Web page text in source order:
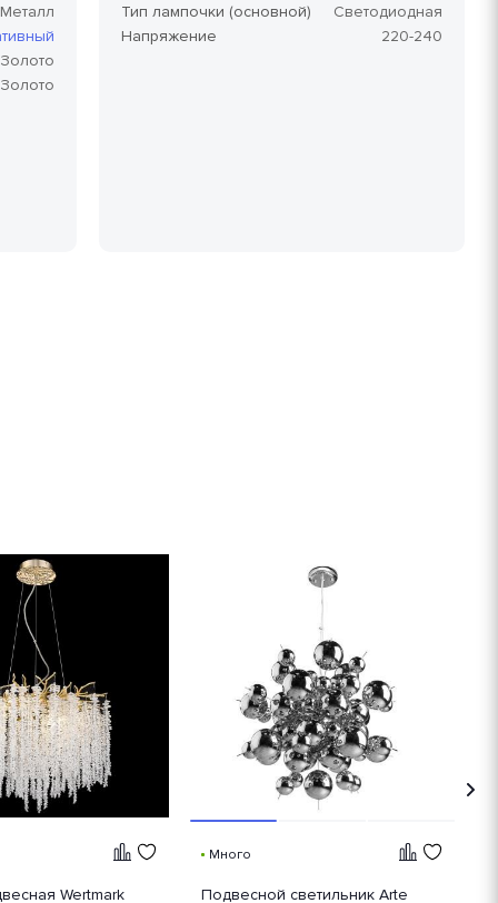
Металл
Золото
Золото
Тип лампочки (основной)
Светодиодная
Напряжение
220-240
Wertmark
Много
Подвесной светильник Arte